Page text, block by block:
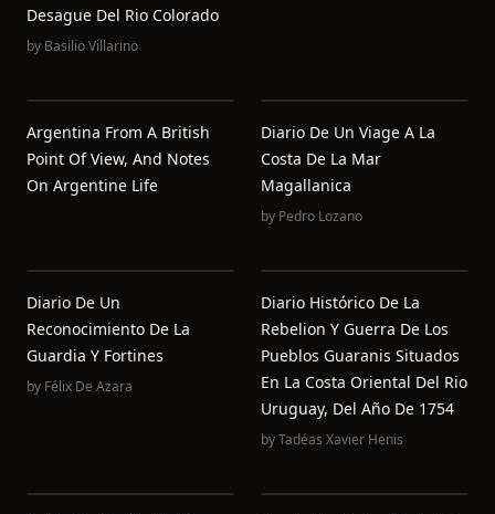
Desague Del Rio Colorado
by Basilio Villarino
Argentina From A British
Point Of View, And Notes
On Argentine Life
Diario De Un Viage A La
Costa De La Mar
Magallanica
by Pedro Lozano
Diario De Un
Reconocimiento De La
Guardia Y Fortines
by Félix De Azara
Diario Histórico De La
Rebelion Y Guerra De Los
Pueblos Guaranis Situados
En La Costa Oriental Del Rio
Uruguay, Del Año De 1754
byTadéas Xavier Henis